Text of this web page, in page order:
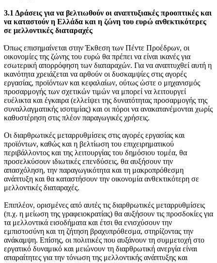
3.1 Δράσεις για να βελτιωθούν οι αναπτυξιακές προοπτικές και
να καταστούν η Ελλάδα και η ζώνη του ευρώ ανθεκτικότερες
σε μελλοντικές διαταραχές
Όπως επισημαίνεται στην Έκθεση των Πέντε Προέδρων, οι
οικονομίες της ζώνης του ευρώ θα πρέπει να είναι ικανές για
εσωτερική απορρόφηση των διαταραχών. Για να αναπτυχθεί αυτή η
ικανότητα χρειάζεται να αρθούν οι δυσκαμψίες στις αγορές
εργασίας, προϊόντων και κεφαλαίων, ούτως ώστε ο μηχανισμός
προσαρμογής των σχετικών τιμών να μπορεί να λειτουργεί
ευέλικτα και έγκαιρα (ελλείψει της δυνατότητας προσαρμογής της
συναλλαγματικής ισοτιμίας) και οι πόροι να ανακατανέμονται χωρίς
καθυστέρηση στις πλέον παραγωγικές χρήσεις.
Οι διαρθρωτικές μεταρρυθμίσεις στις αγορές εργασίας και
προϊόντων, καθώς και η βελτίωση του επιχειρηματικού
περιβάλλοντος και της λειτουργίας του δημόσιου τομέα, θα
προσελκύσουν ιδιωτικές επενδύσεις, θα αυξήσουν την
απασχόληση, την παραγωγικότητα και τη μακροπρόθεσμη
ανάπτυξη και θα καταστήσουν την οικονομία ανθεκτικότερη σε
μελλοντικές διαταραχές.
Επιπλέον, ορισμένες από αυτές τις διαρθρωτικές μεταρρυθμίσεις
(π.χ. η μείωση της γραφειοκρατίας) θα αυξήσουν τις προσδοκίες για
τα μελλοντικά εισοδήματα και έτσι θα ενισχύσουν την
εμπιστοσύνη και τη ζήτηση βραχυπρόθεσμα, στηρίζοντας την
ανάκαμψη. Επίσης, οι πολιτικές που αυξάνουν τη συμμετοχή στο
εργατικό δυναμικό και μειώνουν τη διαρθρωτική ανεργία είναι
απαραίτητες για την τόνωση της μελλοντικής ανάπτυξης και